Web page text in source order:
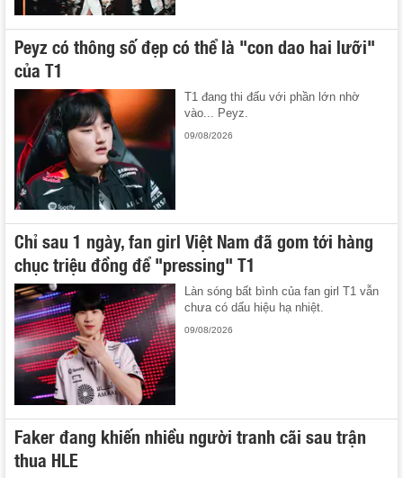
Peyz có thông số đẹp có thể là "con dao hai lưỡi"
của T1
T1 đang thi đấu với phần lớn nhờ
vào... Peyz.
09/08/2026
Chỉ sau 1 ngày, fan girl Việt Nam đã gom tới hàng
chục triệu đồng để "pressing" T1
Làn sóng bất bình của fan girl T1 vẫn
chưa có dấu hiệu hạ nhiệt.
09/08/2026
Faker đang khiến nhiều người tranh cãi sau trận
thua HLE